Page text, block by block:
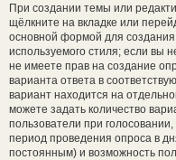
При создании темы или
щёлкните на вкладке или
основной формой для
используемого стиля; если вы
не имеете прав на создание
варианта ответа в
вариант находится на
можете задать количество
пользователи при
период проведения опроса в
постоянным) и возможность